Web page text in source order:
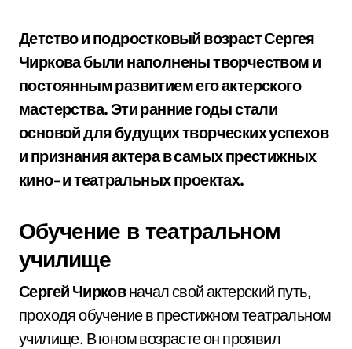
Детство и подростковый возраст Сергея
Чиркова были наполнены творчеством и
постоянным развитием его актерского
мастерства. Эти ранние годы стали
основой для будущих творческих успехов
и признания актера в самых престижных
кино- и театральных проектах.
Обучение в театральном
училище
Сергей Чирковначал свой актерский путь,
проходя обучение в престижном театральном
училище. В юном возрасте он проявил